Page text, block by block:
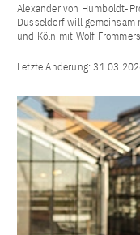
Alexander von Humboldt-
Düsseldorf will
und Köln mit Wolf
Letzte Änderung: